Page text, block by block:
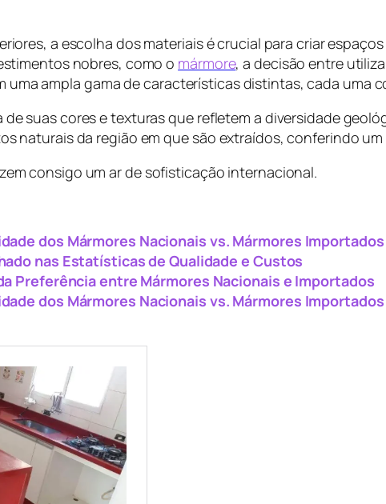
a escolha dos materiais é crucial para criar
nobres, como o mármore, a decisão entre
uma ampla gama de características distintas, cada uma
suas cores e texturas que refletem a diversidade
naturais da região em que são extraídos, conferindo
consigo um ar de sofisticação internacional.
dos Mármores Nacionais vs. Mármores Importados
nas Estatísticas de Qualidade e Custos
Preferência entre Mármores Nacionais e Importados
dos Mármores Nacionais vs. Mármores Importados